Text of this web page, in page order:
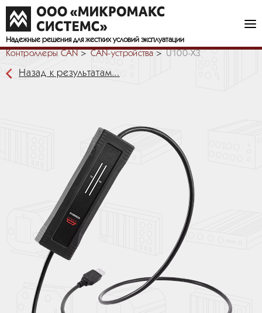
Надежные решения для жестких условий эксплуатации
Контроллеры CAN СAN-устройства U100-X3
Назад к результатам...